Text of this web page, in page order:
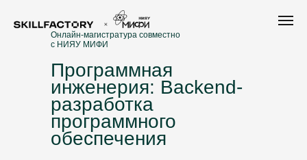
Онлайн-магистратура совместно
с НИЯУ МИФИ
Программная
инженерия: Backend-
разработка
программного
обеспечения